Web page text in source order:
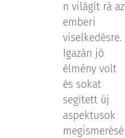
n világít rá az
emberi
viselkedésre.
Igazán jó
élmény volt
és sokat
segített új
aspektusok
megismerésé